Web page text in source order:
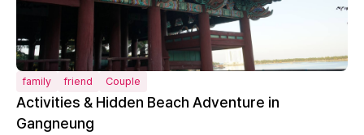
family friend Couple
Activities & Hidden Beach Adventure in
Gangneung